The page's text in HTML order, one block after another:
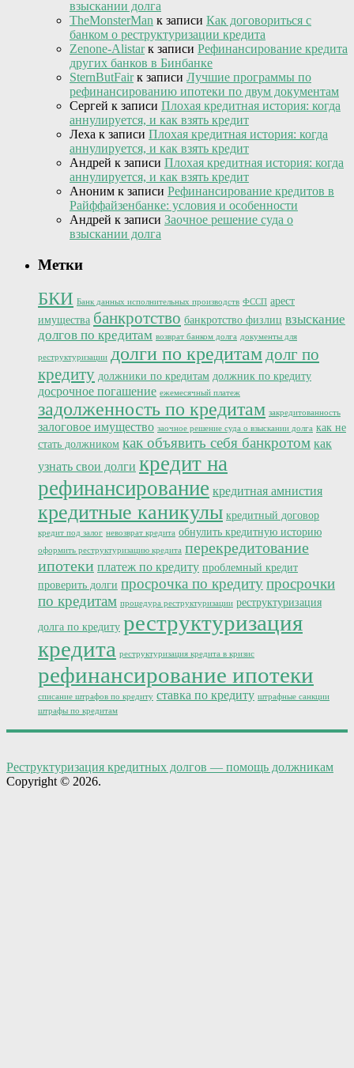
взыскании долга
TheMonsterMan к записи Как договориться с
банком о реструктуризации кредита
Zenone-Alistarк записи Рефинансирование кредита
других банков в Бинбанке
SternButFairк записи Лучшие программы по
рефинансированию ипотеки по двум документам
Сергей к записи Плохая кредитная история: когда
аннулируется, и как взять кредит
Леха к записи Плохая кредитная история: когда
аннулируется, и как взять кредит
Андрей к записи Плохая кредитная история: когда
аннулируется, и как взять кредит
Аноним к записи Рефинансирование кредитов в
Райффайзенбанке: условия и особенности
Андрей к записи Заочное решение суда о
взыскании долга
Метки
БКИ Банк данных исполнительных производств ФССП арест
имущества банкротство банкротство физлиц взыскание
долгов по кредитам возврат банком долга документы для
реструктуризации долги по кредитам долг по
кредиту должники по кредитам должник по кредиту
досрочное погашение ежемесячный платеж
задолженность по кредитам закредитованность
залоговое имущество заочное решение суда о взыскании долга как не
стать должником как объявить себя банкротом как
узнать свои долги кредит на
рефинансирование кредитная амнистия
кредитные каникулы кредитный договор
кредит под залог невозврат кредита обнулить кредитную историю
оформить реструктуризацию кредита перекредитование
ипотеки платеж по кредиту проблемный кредит
проверить долги просрочка по кредитупросрочки
по кредитам процедура реструктуризации реструктуризация
долга по кредиту реструктуризация
кредита реструктуризация кредита в кризис
рефинансирование ипотеки
списание штрафов по кредиту ставка по кредиту штрафные санкции
штрафы по кредитам
Реструктуризация кредитных долгов — помощь должникам
Copyright © 2026.